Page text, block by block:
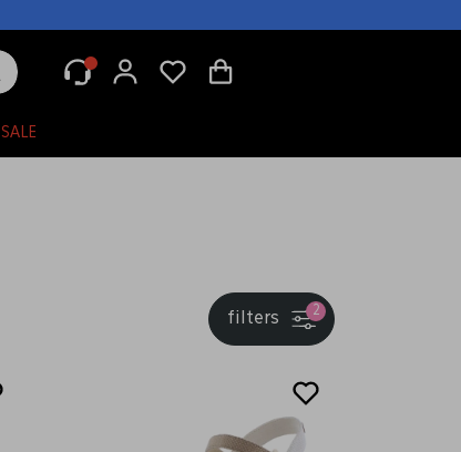
SALE
2
filters